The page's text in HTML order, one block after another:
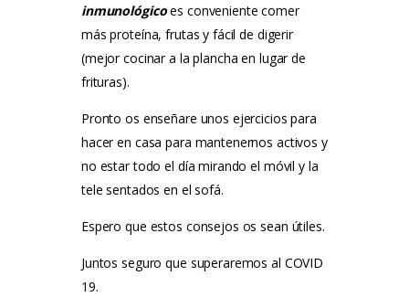
inmunológico es conveniente comer
más proteína, frutas y fácil de digerir
(mejor cocinar a la plancha en lugar de
frituras).
Pronto os enseñare unos ejercicios para
hacer en casa para mantenernos activos y
no estar todo el día mirando el móvil y la
tele sentados en el sofá.
Espero que estos consejos os sean útiles.
Juntos seguro que superaremos al COVID
19.